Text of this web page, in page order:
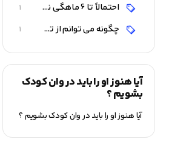
احتمالاً تا 6 ماهگی نیاز به استفاده از وان کودک را احساس می کنید 1
چگونه می توانم از تمیز شدن او مطمئن شوم ؟ 1
آیا هنوز او را باید در وان کودک
بشویم ؟
آیا هنوز او را باید در وان کودک بشویم ؟